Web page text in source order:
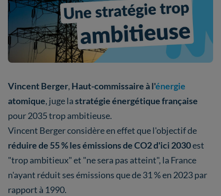
Vincent Berger, Haut-commissaire à l'énergie
atomique, juge lastratégie énergétique française
pour 2035 trop ambitieuse.
Vincent Berger considère en effet que l'objectif de
réduire de 55 % les émissions de CO2 d'ici 2030est
"trop ambitieux" et "ne sera pas atteint", la France
n'ayant réduit ses émissions que de 31 % en 2023 par
rapport à 1990.